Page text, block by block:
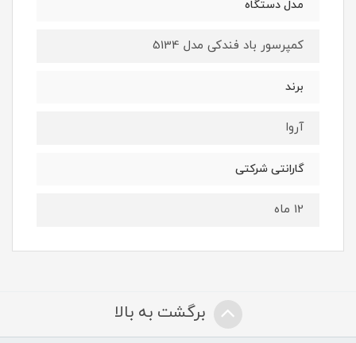
مدل دستگاه
کمپرسور باد فندکی مدل 5134
برند
آروا
گارانتی شرکتی
12 ماه
برگشت به بالا